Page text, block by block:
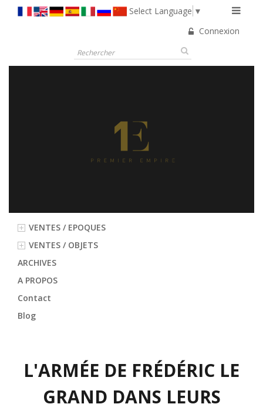
Select Language ▼
Connexion
VENTES / EPOQUES
VENTES / OBJETS
ARCHIVES
A PROPOS
Contact
Blog
L'ARMÉE DE FRÉDÉRIC LE
GRAND DANS LEURS